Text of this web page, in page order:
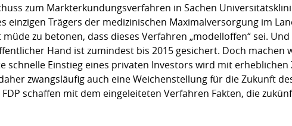
zum Markterkundungsverfahren in Sachen
einzigen Trägers der medizinischen Maximalversorgung im
zu betonen, dass dieses Verfahren „modelloffen“ sei.
Hand ist zumindest bis 2015 gesichert. Doch machen
schnelle Einstieg eines privaten Investors wird mit
zwangsläufig auch eine Weichenstellung für die Zukunft
schaffen mit dem eingeleiteten Verfahren Fakten, die